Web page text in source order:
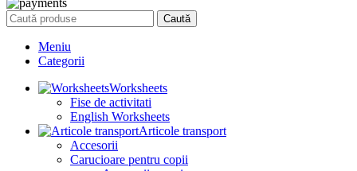
Caută
Meniu
Categorii
Worksheets
Fise de activitati
English Worksheets
Articole transport
Accesorii
Carucioare pentru copii